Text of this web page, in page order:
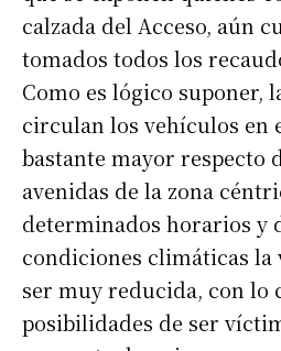
calzada del Acceso, aún
tomados todos los
Como es lógico suponer,
circulan los vehículos en
bastante mayor respecto
avenidas de la zona
determinados horarios y
condiciones climáticas
ser muy reducida, con lo
posibilidades de ser